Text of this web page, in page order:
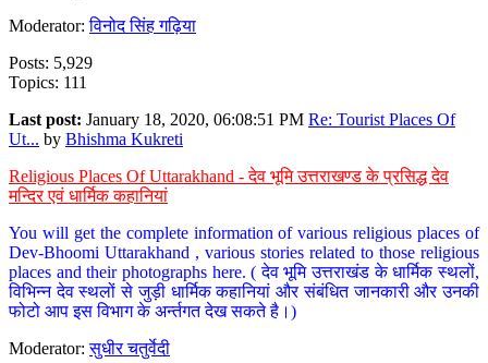
Moderator:विनोद सिंह गढ़िया
Posts: 5,929
Topics: 111
Last post: January 18, 2020, 06:08:51 PM Re: Tourist Places Of
Ut... by Bhishma Kukreti
Religious Places Of Uttarakhand - देव भूमि उत्तराखण्ड के प्रसिद्ध देव
मन्दिर एवं धार्मिक कहानियां
You will get the complete information of various religious places of
Dev-Bhoomi Uttarakhand , various stories related to those religious
places and their photographs here. ( देव भूमि उत्तराखंड के धार्मिक स्थलों,
विभिन्न देव स्थलों से जुड़ी धार्मिक कहानियां और संबंधित जानकारी और उनकी
फोटो आप इस विभाग के अर्न्तगत देख सकते है।)
Moderator:सुधीर चतुर्वेदी